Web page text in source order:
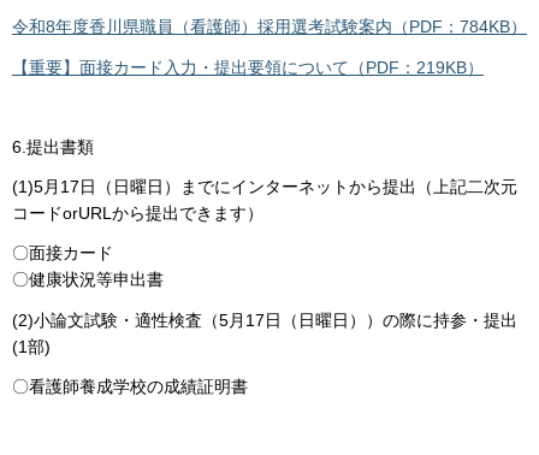
令和8年度香川県職員（看護師）採用選考試験案内（PDF：784KB）
【重要】面接カード入力・提出要領について（PDF：219KB）
6.提出書類
(1)5月17日（日曜日）までにインターネットから提出（上記二次元
コードorURLから提出できます）
〇面接カード
〇健康状況等申出書
(2)小論文試験・適性検査（5月17日（日曜日））の際に持参・提出
(1部)
〇看護師養成学校の成績証明書